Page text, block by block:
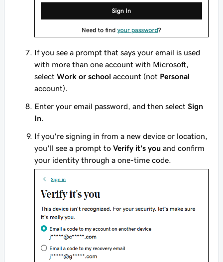
If you see a prompt that says your email is used
with more than one account with Microsoft,
select Work or school account (not Personal
account).
Enter your email password, and then select Sign
In
If you're signing in from a new device or location,
you'll see a prompt to Verify it's you and confirm
your identity through a one-time code.